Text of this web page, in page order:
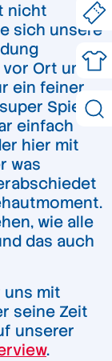
nicht
sich unsere
vor Ort und
ein feiner
Spieler
einfach
hier mit
was
wie alle
das auch
uns mit
seine Zeit
unserer
.